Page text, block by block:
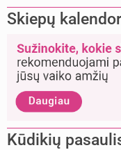
Skiepų
Kūdikių